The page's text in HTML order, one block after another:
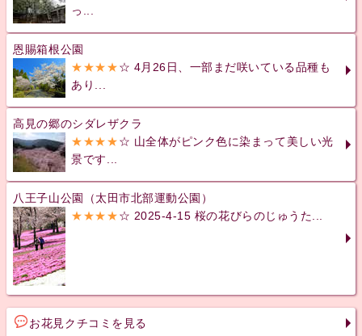
っ...
恩賜箱根公園
★★★★☆ 4月26日、一部まだ咲いている品種も
あり...
高見の郷のシダレザクラ
★★★★☆ 山全体がピンク色に染まって美しい光
景です...
八王子山公園（太田市北部運動公園）
★★★★☆ 2025-4-15 桜の花びらのじゅうた...
お花見クチコミを見る